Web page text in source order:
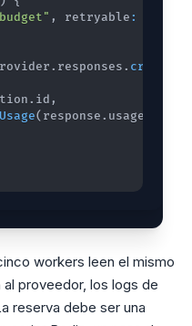
, retryable:
. responses. create
. id,
( response. usage
workers leen el mismo
proveedor, los logs de
reserva debe ser una